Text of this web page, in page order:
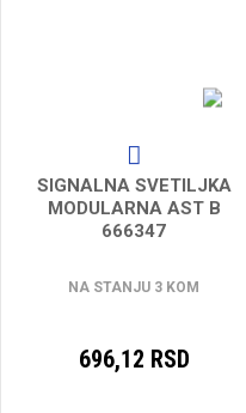
SIGNALNA SVETILJKA
MODULARNA AST B
666347
NA STANJU 3 KOM
696,12 RSD